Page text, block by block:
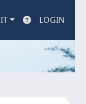
IT LOGIN